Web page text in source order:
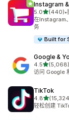
Instagram
5.0星（满分
(440)
总共 440 条•
在Instagram
务
Built for
Google &
4.5星（满分
(5,068)
总共 5068 条
访问 Google
TikTok
4.8星（满分
总共 15324
轻松创建